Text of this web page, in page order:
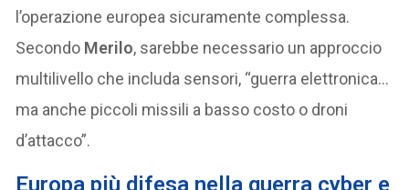
l’operazione europea sicuramente complessa.
Secondo Merilo, sarebbe necessario un approccio
multilivello che includa sensori, “guerra elettronica…
ma anche piccoli missili a basso costo o droni
d’attacco”.